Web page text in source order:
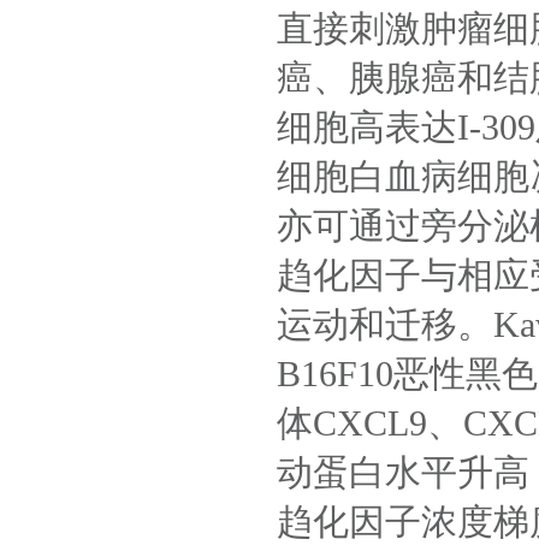
直接刺激肿瘤
癌、胰腺癌和
细胞高表达I-309
细胞白血病细
亦可通过旁分
趋化因子与相
运动和迁移。
B16F10恶性黑
体CXCL9、
动蛋白水平升
趋化因子浓度